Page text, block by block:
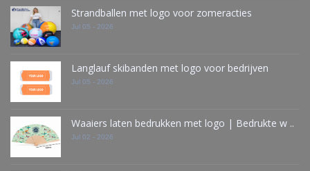
Strandballen met logo voor zomeracties
Jul 05 - 2026
Langlauf skibanden met logo voor bedrijven
Jul 05 - 2026
Waaiers laten bedrukken met logo | Bedrukte w ..
Jul 02 - 2026